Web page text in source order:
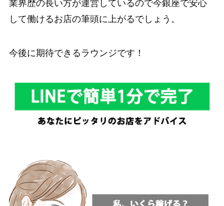
業界歴の長い方が運営しているので今銀座で安心
して働けるお店の筆頭に上がるでしょう。
今後に期待できるラウンジです！